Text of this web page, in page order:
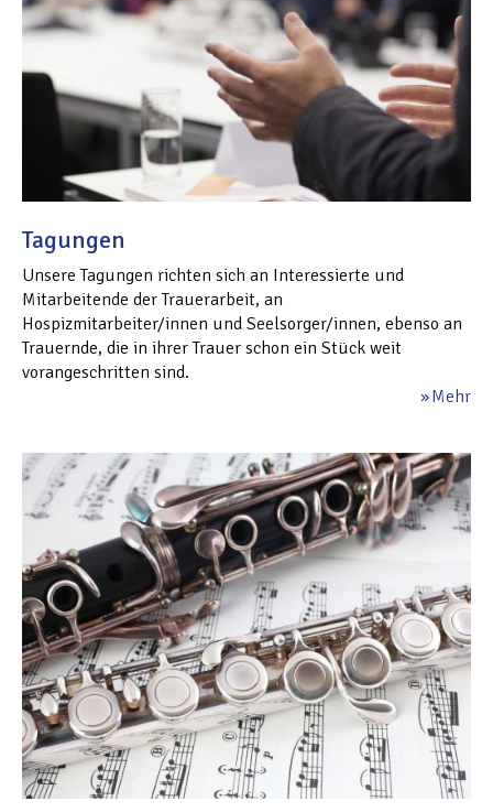
Tagungen
Unsere Tagungen richten sich an Interessierte und
Mitarbeitende der Trauerarbeit, an
Hospizmitarbeiter/innen und Seelsorger/innen, ebenso an
Trauernde, die in ihrer Trauer schon ein Stück weit
vorangeschritten sind.
Mehr